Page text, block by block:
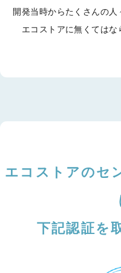
開発当時からたくさんの人
エコストアに無くてはな
エコストアのセ
下記認証を